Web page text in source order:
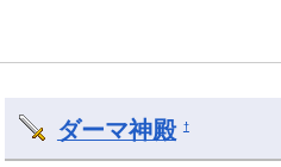
ダーマ神殿 †